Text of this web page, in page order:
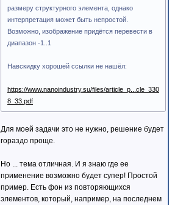
размеру структурного элемента, однако
интерпретация может быть непростой.
Возможно, изображение придётся перевести в
диапазон -1..1
Навскидку хорошей ссылки не нашёл:
https://www.nanoindustry.su/files/article_p...cle_330
8_33.pdf
Для моей задачи это не нужно, решение будет
гораздо проще.
Но ... тема отличная. И я знаю где ее
применение возможно будет супер! Простой
пример. Есть фон из повторяющихся
элементов, который, например, на последнем